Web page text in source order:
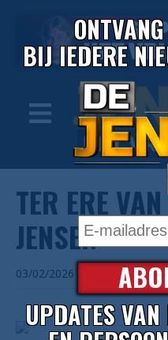
TER ERE
JENSEN
03/02/2026
BIJ IEDERE
UPDATES VAN